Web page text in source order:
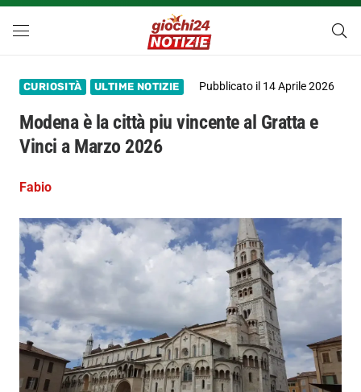
CURIOSITÀ ULTIME NOTIZIE Pubblicato il 14 Aprile 2026
Modena è la città piu vincente al Gratta e
Vinci a Marzo 2026
Fabio